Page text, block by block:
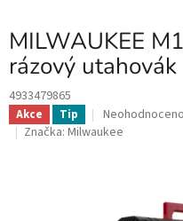
MILWAUKEE
rázový utahovák
4933479865
Akce Tip
Průměrné
hodnocení
Neohodnoceno
Značka: Milwaukee